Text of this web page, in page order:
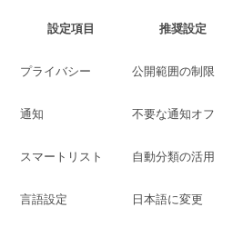
設定項目 推奨設定
プライバシー 公開範囲の制限
通知 不要な通知オフ
スマートリスト 自動分類の活用
言語設定 日本語に変更